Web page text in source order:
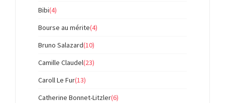
Bibi(4)
Bourse au mérite(4)
Bruno Salazard(10)
Camille Claudel(23)
Caroll Le Fur(13)
Catherine Bonnet-Litzler(6)